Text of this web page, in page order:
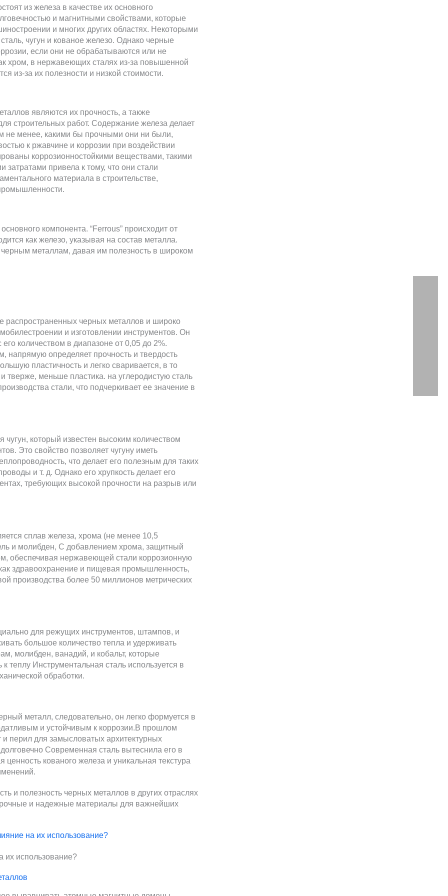
из железа в качестве их основного
и магнитными свойствами, которые
и многих других областях. Некоторыми
чугун и кованое железо. Однако черные
если они не обрабатываются или не
хром, в нержавеющих сталях из-за повышенной
из-за их полезности и низкой стоимости.
являются их прочность, а также
строительных работ. Содержание железа делает
не менее, какими бы прочными они ни были,
к ржавчине и коррозии при воздействии
коррозионностойкими веществами, такими
затратами привела к тому, что они стали
материала в строительстве,
компонента. “Ferrous” происходит от
как железо, указывая на состав металла.
металлам, давая им полезность в широком
распространенных черных металлов и широко
и изготовлении инструментов. Он
количеством в диапазоне от 0,05 до 2%.
напрямую определяет прочность и твердость
пластичность и легко сваривается, в то
тверже, меньше пластика. на углеродистую сталь
стали, что подчеркивает ее значение в
который известен высоким количеством
Это свойство позволяет чугуну иметь
что делает его полезным для таких
и т. д. Однако его хрупкость делает его
требующих высокой прочности на разрыв или
сплав железа, хрома (не менее 10,5
и молибден, С добавлением хрома, защитный
обеспечивая нержавеющей стали коррозионную
здравоохранение и пищевая промышленность,
производства более 50 миллионов метрических
для режущих инструментов, штампов, и
большое количество тепла и удерживать
молибден, ванадий, и кобальт, которые
теплу Инструментальная сталь используется в
обработки.
металл, следовательно, он легко формуется в
и устойчивым к коррозии.В прошлом
перил для замысловатых архитектурных
Современная сталь вытеснила его в
кованого железа и уникальная текстура
и полезность черных металлов в других отраслях
и надежные материалы для важнейших
на их использование?